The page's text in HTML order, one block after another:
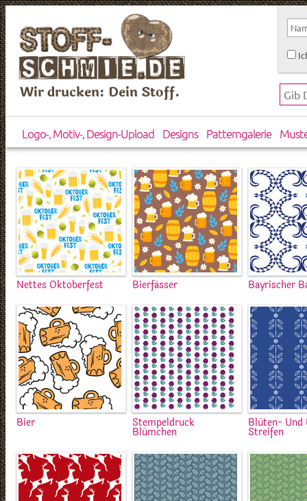
Wir drucken: Dein Stoff.
Logo-, Motiv-, Design-Upload Designs Patterngalerie
Nettes Oktoberfest Bierfässer Bayrischer
Bier Stempeldruck
Blümchen
Blüten-
Streifen